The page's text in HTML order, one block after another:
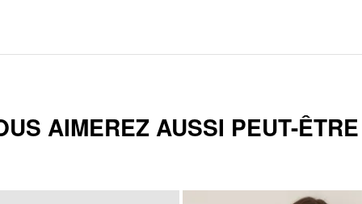
AIMEREZ AUSSI PEUT-